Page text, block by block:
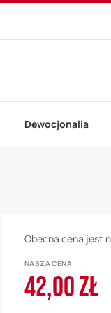
Dewocjonalia
Obecna cena jest
NASZA CENA
42,00 ZŁ